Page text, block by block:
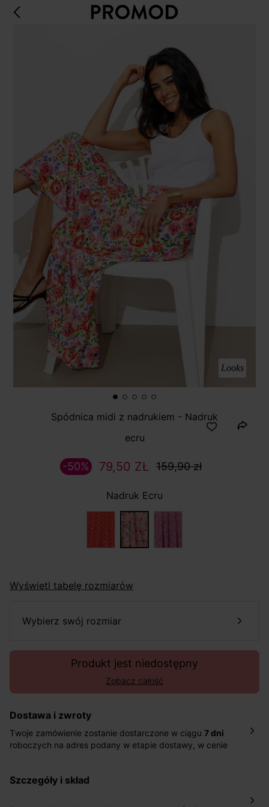
Looks
Spódnica midi z nadrukiem - Nadruk
ecru
79,50 ZŁ 159,90 zł
-50%
Nadruk Ecru
Wyświetl tabelę rozmiarów
wybierz swój rozmiar
Produkt jest niedostępny
Zobacz całość
Dostawa i zwroty
Twoje zamówienie zostanie dostarczone w ciągu 7 dni
roboczych na adres podany w etapie dostawy, w cenie
pośrednictwem DHL Express.
szczegóły i skład